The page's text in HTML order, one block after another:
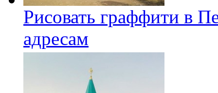
Рисовать граффити в
адресам